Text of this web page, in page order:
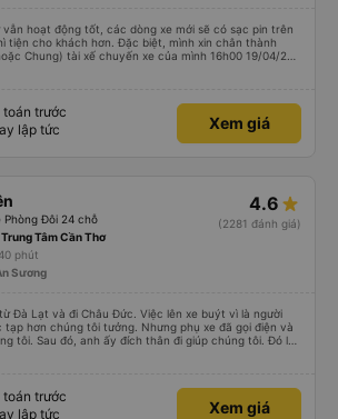
vẫn hoạt động tốt, các dòng xe mới sẽ có sạc pin trên
hơn. Đặc biệt, mình xin chân thành
Chung) tài xế chuyến xe của mình 16h00 19/04/26
nhận lại điện thoại và ví bỏ quên ở văn phòng Cao
trong hộp, bọc kĩ, chống sốc, có dán nhãn đàng
này.
toán trước
lập tức
Xem giá
Phòng Đôi 24 chỗ
4.6
(2281 đánh giá)
Tâm Cần Thơ
phút
Sương
Đà Lạt và đi Châu Đức. Việc lên xe buýt vì là người
tạp hơn chúng tôi tưởng. Nhưng phụ xe đã gọi điện và
tôi. Sau đó, anh ấy đích thân đi giúp chúng tôi. Đó là
nằm với hai đứa trẻ nhỏ khá thú vị. Chúng tôi không
chúng tôi dậy và đảm bảo chúng tôi đã sẵn sàng.
trải nghiệm tốt. Mỗi giường đều có gối và chăn, và đủ
toán trước
lập tức
Xem giá